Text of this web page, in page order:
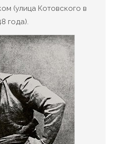
(улица Котовского в
года).